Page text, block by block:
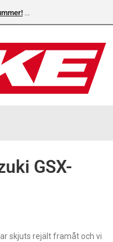
GSX-
skjuts rejält framåt och vi